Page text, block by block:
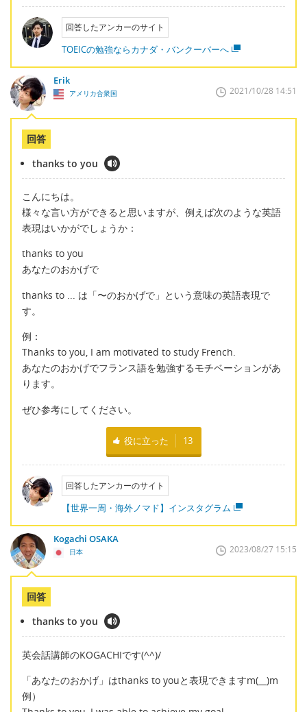
回答したアンカーのサイト
TOEICの勉強ならカナダ・バンクーバーへ
Erik
アメリカ合衆国 2021/10/28 14:51
回答
thanks to you
こんにちは。
様々な言い方ができると思いますが、例えば次のような英語
表現はいかがでしょうか：
thanks to you
あなたのおかげで
thanks to ... は「〜のおかげで」という意味の英語表現で
す。
例：
Thanks to you, I am motivated to study French.
あなたのおかげでフランス語を勉強するモチベーションがあ
ります。
ぜひ参考にしてください。
役に立った 13
回答したアンカーのサイト
【世界一周・海外ノマド】インスタグラム
Kogachi OSAKA
日本 2023/08/27 15:15
回答
thanks to you
英会話講師のKOGACHIです(^^)/
「あなたのおかげ」はthanks to youと表現できますm(__)m
例）